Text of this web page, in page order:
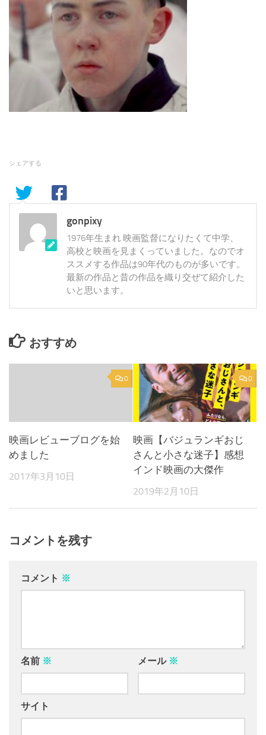
シェアする
gonpixy
1976年生まれ 映画監督になりたくて中学、
高校と映画を見まくっていました。なのでオ
ススメする作品は90年代のものが多いです。
最新の作品と昔の作品を織り交ぜて紹介した
いと思います。
おすすめ
0
映画レビューブログを始
めました
2017年3月10日
0
映画【バジュランギおじ
さんと小さな迷子】感想
インド映画の大傑作
2019年2月10日
コメントを残す
コメント ※
名前 ※ メール ※
サイト